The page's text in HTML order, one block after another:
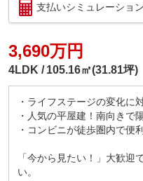
支払いシミュレーション
3,690万円
4LDK 105.16㎡(31.81坪)
・ライフステージの変化に
・人気の平屋建！南向きで
・コンビニが徒歩圏内で便
「今から見たい！」大歓迎
い。